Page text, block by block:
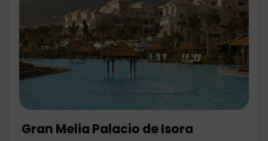
Gran Melia Palacio de Isora